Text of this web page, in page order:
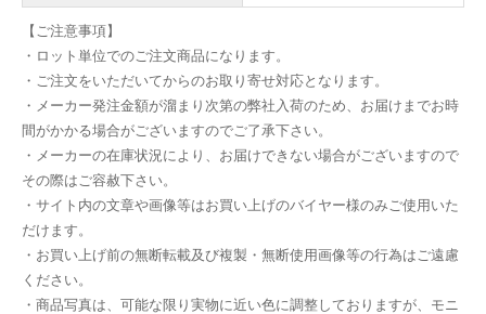
【ご注意事項】
・ロット単位でのご注文商品になります。
・ご注文をいただいてからのお取り寄せ対応となります。
・メーカー発注金額が溜まり次第の弊社入荷のため、お届けまでお時
間がかかる場合がございますのでご了承下さい。
・メーカーの在庫状況により、お届けできない場合がございますので
その際はご容赦下さい。
・サイト内の文章や画像等はお買い上げのバイヤー様のみご使用いた
だけます。
・お買い上げ前の無断転載及び複製・無断使用画像等の行為はご遠慮
ください。
・商品写真は、可能な限り実物に近い色に調整しておりますが、モニ